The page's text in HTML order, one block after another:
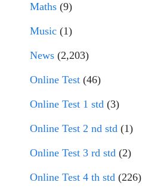
Maths (9)
Music (1)
News (2,203)
Online Test (46)
Online Test 1 std (3)
Online Test 2 nd std (1)
Online Test 3 rd std (2)
Online Test 4 th std (226)